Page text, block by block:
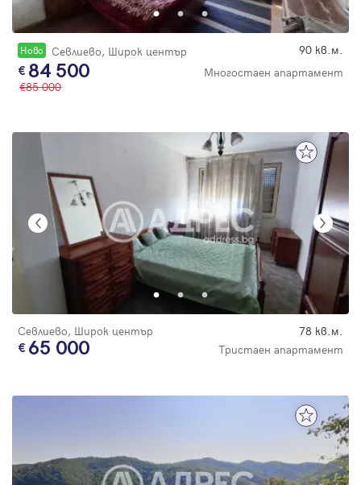
Новo Севлиево, Широк център 90 кв.м.
84 500
Многостаен апартамент
85 000
Севлиево, Широк център 78 кв.м.
65 000 Тристаен апартамент